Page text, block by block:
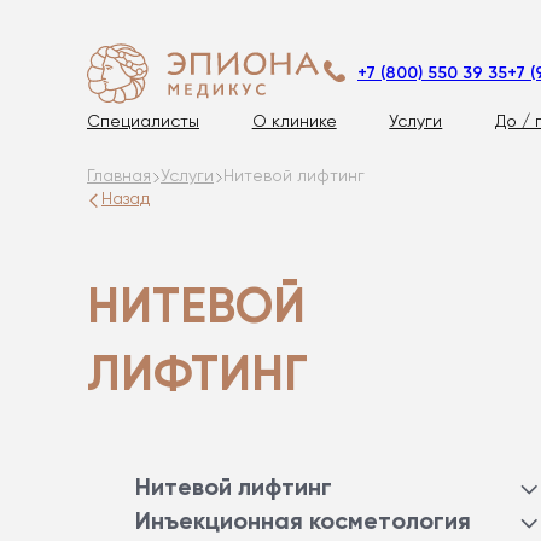
+7 (800) 550 39 35+7
Специалисты О клинике Услуги До /
Главная Услуги
Нитевой лифтинг
Назад
НИТЕВОЙ
ЛИФТИНГ
Нитевой лифтинг
АПТОС
Инъекционная косметология